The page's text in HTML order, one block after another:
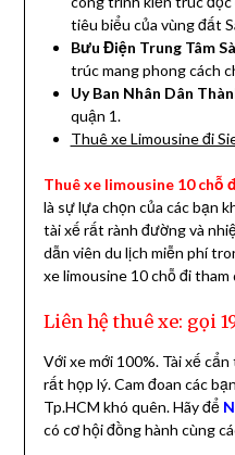
tiêu biểu của vùng đất
Bưu Điện Trung Tâm
trúc mang phong cách
Uy Ban Nhân Dân
quận 1.
Thuê xe Limousine đi
Thuê xe limousine 10 chỗ
là sự lựa chọn của các bạn
tài xế rất rành đường và
dẫn viên du lịch miễn phí
xe limousine 10 chỗ đi tham
Liên hệ thuê xe: gọi
Với xe mới 100%. Tài xế
rất họp lý. Cam đoan các
Tp.HCM khó quên. Hãy để
có cơ hội đồng hành cùng